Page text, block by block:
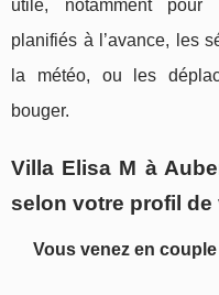
utile, notamment pour
planifiés à l’avance, les
la météo, ou les
bouger.
Villa Elisa M à
selon votre profil de
Vous venez en couple